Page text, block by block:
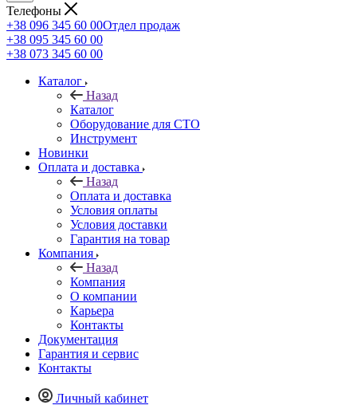
Телефоны
+38 096 345 60 00Отдел продаж
+38 095 345 60 00
+38 073 345 60 00
Каталог
Назад
Каталог
Оборудование для СТО
Инструмент
Новинки
Оплата и доставка
Назад
Оплата и доставка
Условия оплаты
Условия доставки
Гарантия на товар
Компания
Назад
Компания
О компании
Карьера
Контакты
Документация
Гарантия и сервис
Контакты
Личный кабинет